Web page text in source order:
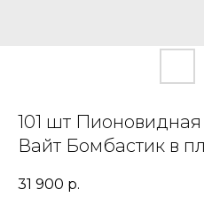
101 шт
Вайт Бомбастик в
31 900 р.